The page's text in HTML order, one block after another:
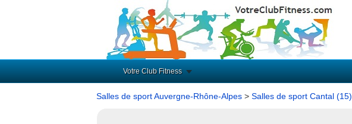
Votre Club Fitness
Salles de sport Auvergne-Rhône-Alpes > Salles de sport Cantal (15)